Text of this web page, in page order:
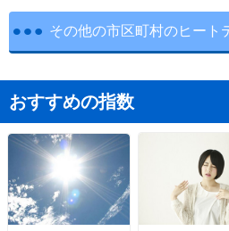
その他の市区町村のヒート
おすすめの指数